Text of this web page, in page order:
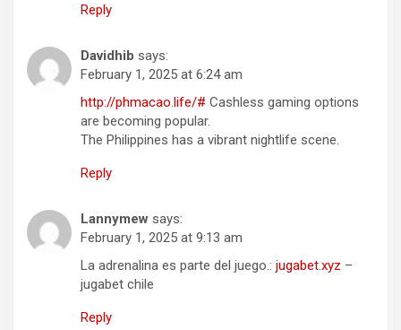
Reply
Davidhib says:
February 1, 2025 at 6:24 am
http://phmacao.life/# Cashless gaming options
are becoming popular.
The Philippines has a vibrant nightlife scene.
Reply
Lannymew says:
February 1, 2025 at 9:13 am
La adrenalina es parte del juego.: jugabet.xyz –
jugabet chile
Reply